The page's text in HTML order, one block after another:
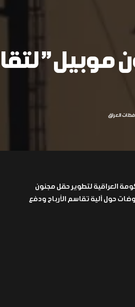
موبيل”
العراق
العراقية لتطوير حقل مجنون
حول آلية تقاسم الأرباح ودفع